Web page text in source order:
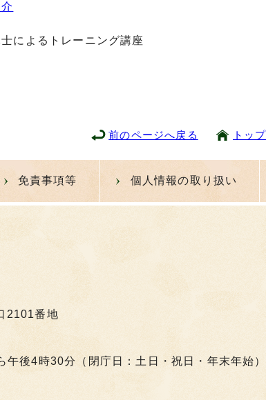
によるトレーニング講座
前のページへ戻る トッ
免責事項等 個人情報の取り扱い
2101番地
後4時30分（閉庁日：土日・祝日・年末年始）